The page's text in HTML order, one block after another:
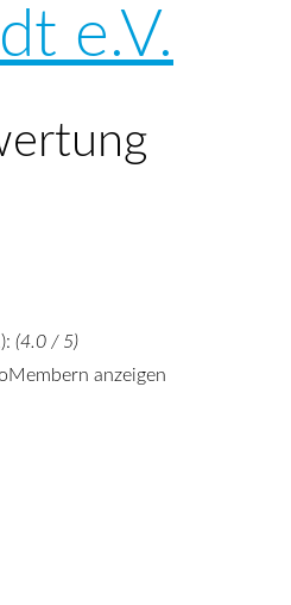
e.V.
(4.0 / 5)
anzeigen